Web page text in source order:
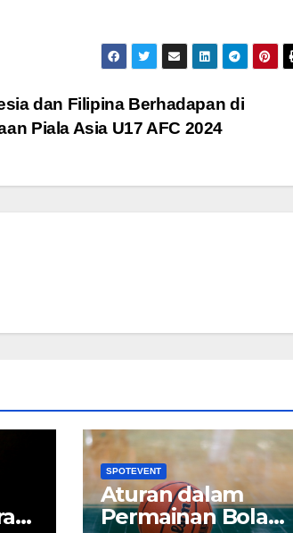
dan Filipina Berhadapan di
Piala Asia U17 AFC 2024
SPOTEVENT
Aturan dalam
Permainan Bola